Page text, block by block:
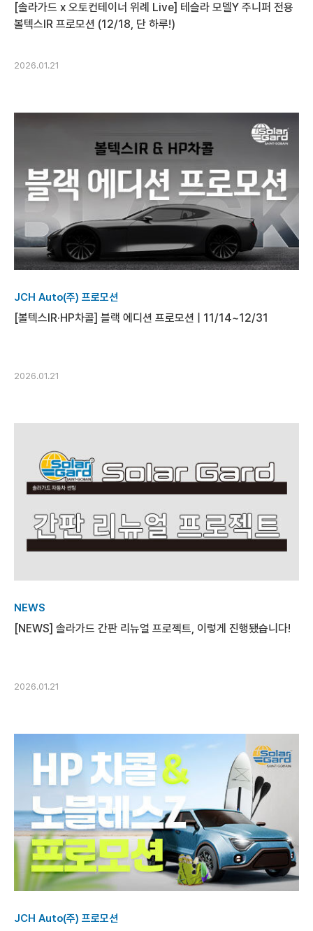
[솔라가드 x 오토컨테이너 위례 Live] 테슬라 모델Y 주니퍼 전용
볼텍스IR 프로모션 (12/18, 단 하루!)
2026.01.21
JCH Auto(주) 프로모션
[볼텍스IR·HP차콜] 블랙 에디션 프로모션 | 11/14~12/31
2026.01.21
NEWS
[NEWS] 솔라가드 간판 리뉴얼 프로젝트, 이렇게 진행됐습니다!
2026.01.21
JCH Auto(주) 프로모션